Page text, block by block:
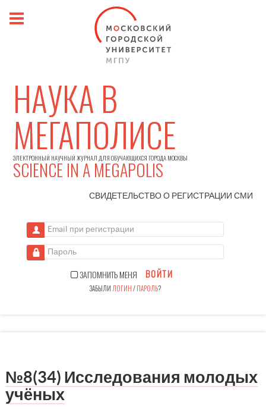
НАУКА В
МЕГАПОЛИСЕ
ЭЛЕКТРОННЫЙ НАУЧНЫЙ ЖУРНАЛ ДЛЯ ОБУЧАЮЩИХСЯ ГОРОДА МОСКВЫ
SCIENCE IN A MEGAPOLIS
СВИДЕТЕЛЬСТВО О РЕГИСТРАЦИИСМИ
Email при регистрации
Пароль
ЗАПОМНИТЬ МЕНЯ ВОЙТИ
ЗАБЫЛИ ЛОГИН/ПАРОЛЬ?
№8(34) Исследования молодых
учёных